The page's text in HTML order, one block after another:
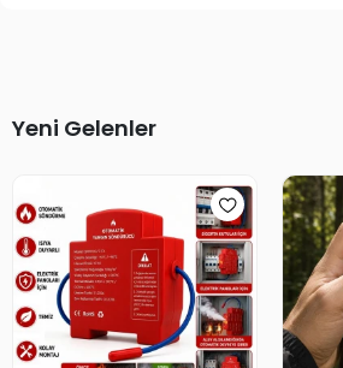
Yeni Gelenler